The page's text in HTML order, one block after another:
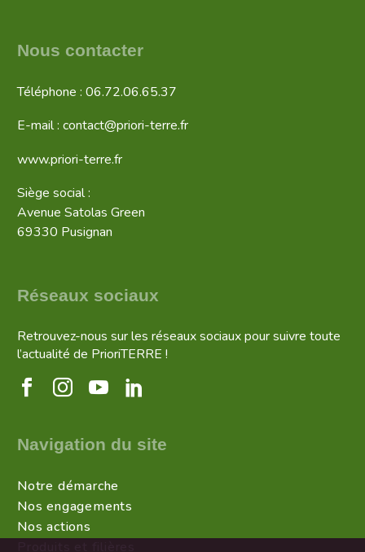
Nous contacter
Téléphone : 06.72.06.65.37
E-mail : contact@priori-terre.fr
www.priori-terre.fr
Siège social :
Avenue Satolas Green
69330 Pusignan
Réseaux sociaux
Retrouvez-nous sur les réseaux sociaux pour suivre toute
l’actualité de PrioriTERRE !
Navigation du site
Notre démarche
Nos engagements
Nos actions